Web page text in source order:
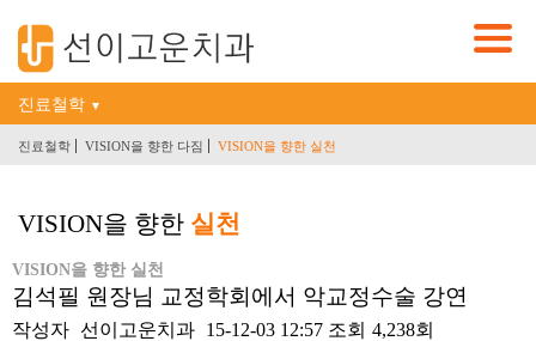
진료철학 ▼
진료철학 VISION을 향한 다짐 VISION을 향한 실천
VISION을 향한 실천
VISION을 향한 실천
김석필 원장님 교정학회에서 악교정수술 강연
작성자 선이고운치과 15-12-03 12:57 조회 4,238회